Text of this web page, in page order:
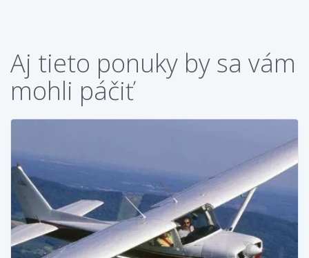
Aj tieto ponuky by sa vám
mohli páčiť